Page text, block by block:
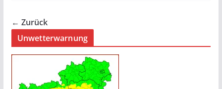
← Zurück
Unwetterwarnung